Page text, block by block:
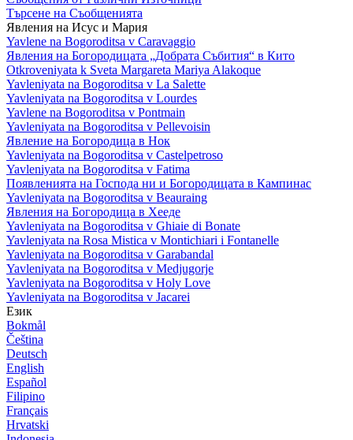
Търсене на Съобщенията
Явления на Исус и Мария
Yavlene na Bogoroditsa v Caravaggio
Явления на Богородицата „Добрата Събития“ в Кито
Otkroveniyata k Sveta Margareta Mariya Alakoque
Yavleniyata na Bogoroditsa v La Salette
Yavleniyata na Bogoroditsa v Lourdes
Yavlene na Bogoroditsa v Pontmain
Yavleniyata na Bogoroditsa v Pellevoisin
Явление на Богородица в Нок
Yavleniyata na Bogoroditsa v Castelpetroso
Yavleniyata na Bogoroditsa v Fatima
Появленията на Господа ни и Богородицата в Кампинас
Yavleniyata na Bogoroditsa v Beauraing
Явления на Богородица в Хееде
Yavleniyata na Bogoroditsa v Ghiaie di Bonate
Yavleniyata na Rosa Mistica v Montichiari i Fontanelle
Yavleniyata na Bogoroditsa v Garabandal
Yavleniyata na Bogoroditsa v Medjugorje
Yavleniyata na Bogoroditsa v Holy Love
Yavleniyata na Bogoroditsa v Jacarei
Език
Bokmål
Čeština
Deutsch
English
Español
Filipino
Français
Hrvatski